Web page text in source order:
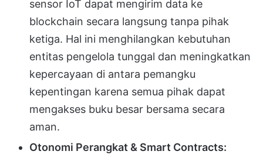
sensor IoT dapat mengirim data ke
blockchain secara langsung tanpa pihak
ketiga. Hal ini menghilangkan kebutuhan
entitas pengelola tunggal dan meningkatkan
kepercayaan di antara pemangku
kepentingan karena semua pihak dapat
mengakses buku besar bersama secara
aman.
Otonomi Perangkat & Smart Contracts: